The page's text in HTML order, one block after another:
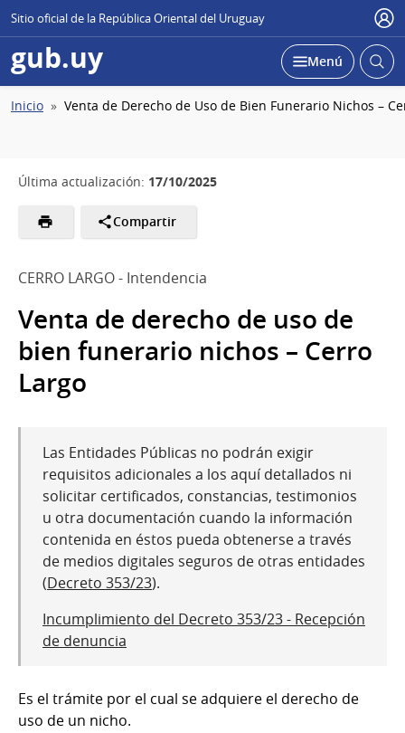
Sitio oficial de la República Oriental del Uruguay
gub.uy Desplegar
Menú Abrir
Ruta
Inicio Venta de Derecho de Uso de Bien Funerario Nichos –
Última actualización: 17/10/2025
Compartir
CERRO LARGO - Intendencia
Venta de derecho de uso de
bien funerario nichos – Cerro
Largo
Las Entidades Públicas no podrán exigir
requisitos adicionales a los aquí detallados ni
solicitar certificados, constancias, testimonios
u otra documentación cuando la información
contenida en éstos pueda obtenerse a través
de medios digitales seguros de otras entidades
(Decreto 353/23).
Incumplimiento del Decreto 353/23 - Recepción
de denuncia
Es el trámite por el cual se adquiere el derecho de
uso de un nicho.